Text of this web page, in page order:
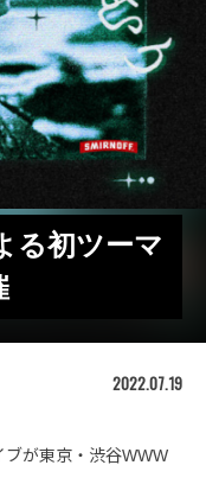
る初ツーマ
2022.07.19
が東京・渋谷WWW